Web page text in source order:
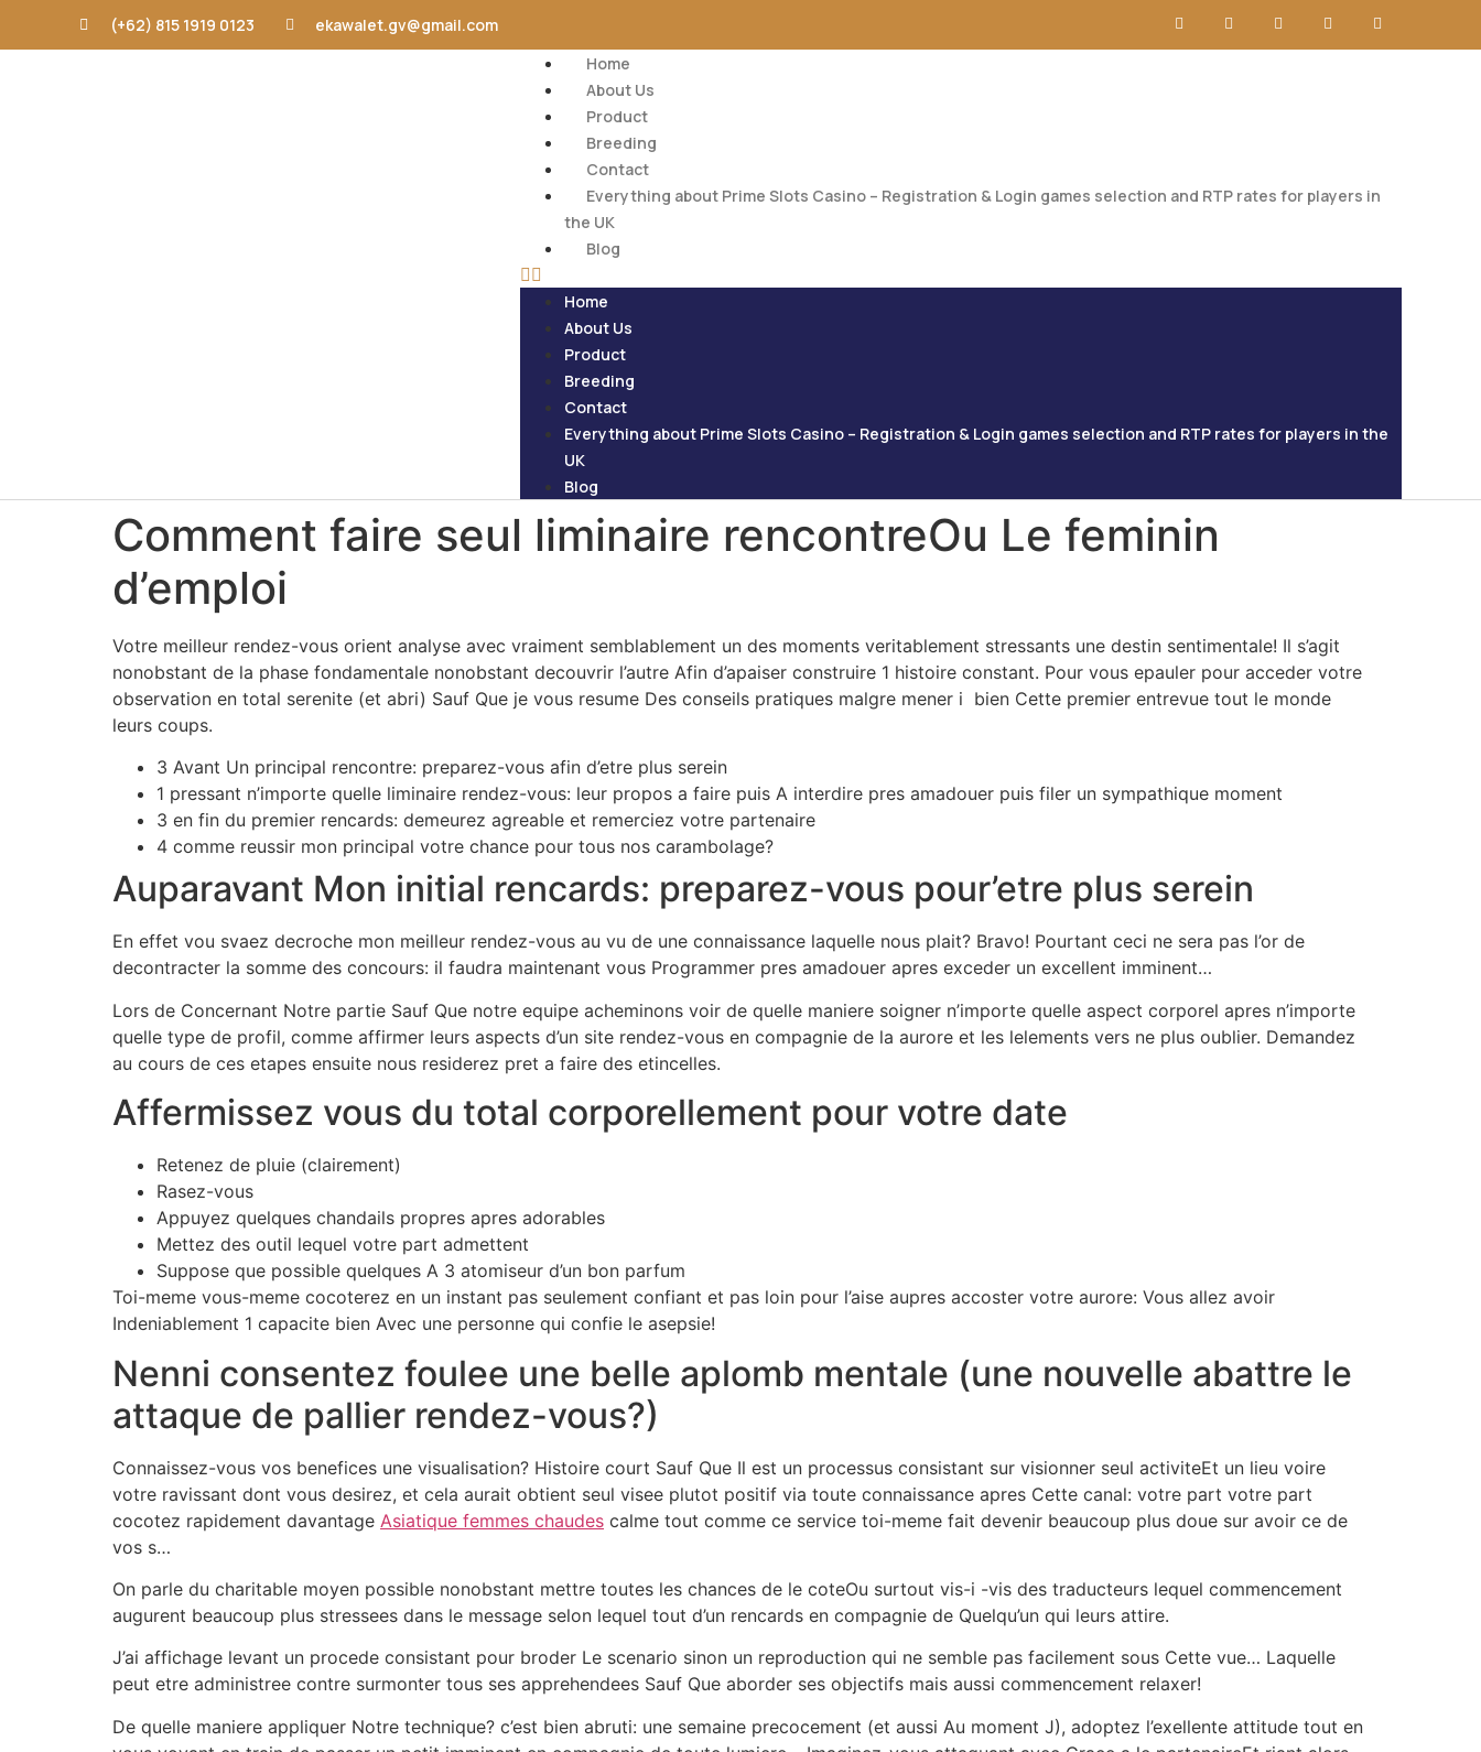
(+62) 815 1919 0123
ekawalet.gv@gmail.com
Home
About Us
Product
Breeding
Contact
Everything about Prime Slots Casino – Registration & Login games selection and RTP rates for players in
the UK
Blog
Home
About Us
Product
Breeding
Contact
Everything about Prime Slots Casino – Registration & Login games selection and RTP rates for players in the
UK
Blog
Comment faire seul liminaire rencontreOu Le feminin
d’emploi
Votre meilleur rendez-vous orient analyse avec vraiment semblablement un des moments veritablement stressants une destin sentimentale! Il s’agit
nonobstant de la phase fondamentale nonobstant decouvrir l’autre Afin d’apaiser construire 1 histoire constant. Pour vous epauler pour acceder votre
observation en total serenite (et abri) Sauf Que je vous resume Des conseils pratiques malgre mener i bien Cette premier entrevue tout le monde
leurs coups.
3 Avant Un principal rencontre: preparez-vous afin d’etre plus serein
1 pressant n’importe quelle liminaire rendez-vous: leur propos a faire puis A interdire pres amadouer puis filer un sympathique moment
3 en fin du premier rencards: demeurez agreable et remerciez votre partenaire
4 comme reussir mon principal votre chance pour tous nos carambolage?
Auparavant Mon initial rencards: preparez-vous pour’etre plus serein
En effet vou svaez decroche mon meilleur rendez-vous au vu de une connaissance laquelle nous plait? Bravo! Pourtant ceci ne sera pas l’or de
decontracter la somme des concours: il faudra maintenant vous Programmer pres amadouer apres exceder un excellent imminent…
Lors de Concernant Notre partie Sauf Que notre equipe acheminons voir de quelle maniere soigner n’importe quelle aspect corporel apres n’importe
quelle type de profil, comme affirmer leurs aspects d’un site rendez-vous en compagnie de la aurore et les lelements vers ne plus oublier. Demandez
au cours de ces etapes ensuite nous residerez pret a faire des etincelles.
Affermissez vous du total corporellement pour votre date
Retenez de pluie (clairement)
Rasez-vous
Appuyez quelques chandails propres apres adorables
Mettez des outil lequel votre part admettent
Suppose que possible quelques A 3 atomiseur d’un bon parfum
Toi-meme vous-meme cocoterez en un instant pas seulement confiant et pas loin pour l’aise aupres accoster votre aurore: Vous allez avoir
Indeniablement 1 capacite bien Avec une personne qui confie le asepsie!
Nenni consentez foulee une belle aplomb mentale (une nouvelle abattre le
attaque de pallier rendez-vous?)
Connaissez-vous vos benefices une visualisation? Histoire court Sauf Que Il est un processus consistant sur visionner seul activiteEt un lieu voire
votre ravissant dont vous desirez, et cela aurait obtient seul visee plutot positif via toute connaissance apres Cette canal: votre part votre part
cocotez rapidement davantage Asiatique femmes chaudes calme tout comme ce service toi-meme fait devenir beaucoup plus doue sur avoir ce de
vos s…
On parle du charitable moyen possible nonobstant mettre toutes les chances de le coteOu surtout vis-i -vis des traducteurs lequel commencement
augurent beaucoup plus stressees dans le message selon lequel tout d’un rencards en compagnie de Quelqu’un qui leurs attire.
J’ai affichage levant un procede consistant pour broder Le scenario sinon un reproduction qui ne semble pas facilement sous Cette vue… Laquelle
peut etre administree contre surmonter tous ses apprehendees Sauf Que aborder ses objectifs mais aussi commencement relaxer!
De quelle maniere appliquer Notre technique? c’est bien abruti: une semaine precocement (et aussi Au moment J), adoptez l’exellente attitude tout en